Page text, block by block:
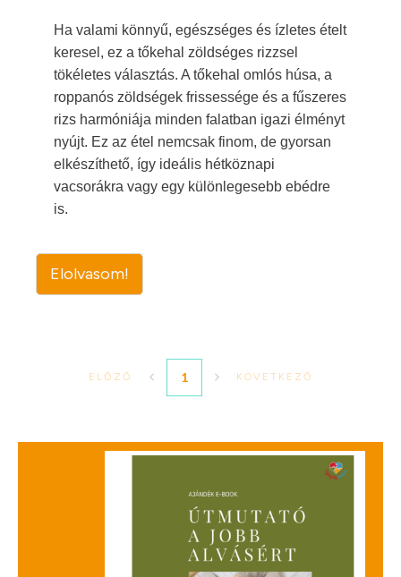
Ha valami könnyű, egészséges és ízletes ételt
keresel, ez a tőkehal zöldséges rizzsel
tökéletes választás. A tőkehal omlós húsa, a
roppanós zöldségek frissessége és a fűszeres
rizs harmóniája minden falatban igazi élményt
nyújt. Ez az étel nemcsak finom, de gyorsan
elkészíthető, így ideális hétköznapi
vacsorákra vagy egy különlegesebb ebédre
is.
Elolvasom!
ELŐZŐ 1 KÖVETKEZŐ